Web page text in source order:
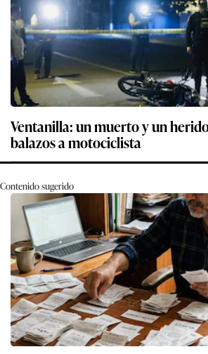
Ventanilla: un muerto y un
balazos a motociclista
Contenido sugerido